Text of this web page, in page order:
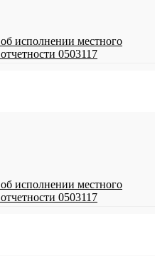
исполнении местного
0503117
исполнении местного
0503117